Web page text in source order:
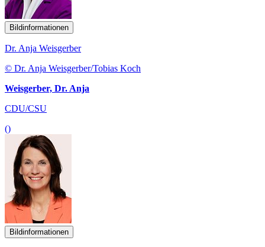
Bildinformationen
Dr. Anja Weisgerber
© Dr. Anja Weisgerber/Tobias Koch
Weisgerber, Dr. Anja
CDU/CSU
()
Bildinformationen